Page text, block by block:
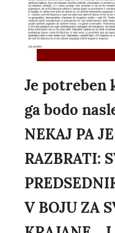
Je potreben
ga bodo
NEKAJ PA
RAZBRATI:
V BOJU ZA